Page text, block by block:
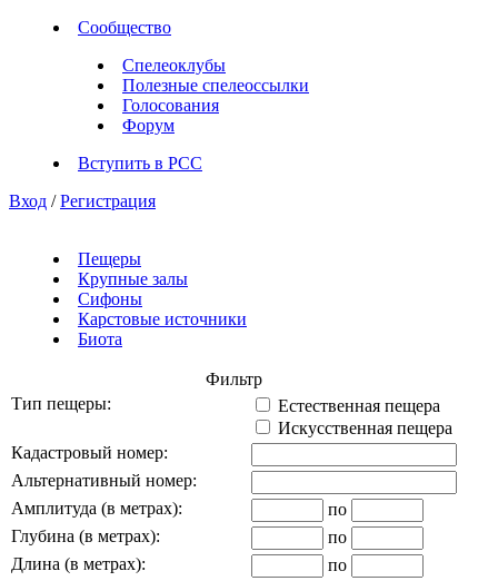
Сообщество
Спелеоклубы
Полезные спелеоссылки
Голосования
Форум
Вступить в РСС
Вход / Регистрация
Пещеры
Крупные залы
Сифоны
Карстовые источники
Биота
Фильтр
Тип пещеры:
Естественная пещера
Искусственная пещера
Кадастровый номер:
Альтернативный номер:
Амплитуда (в метрах):
по
Глубина (в метрах):
по
Длина (в метрах):
по